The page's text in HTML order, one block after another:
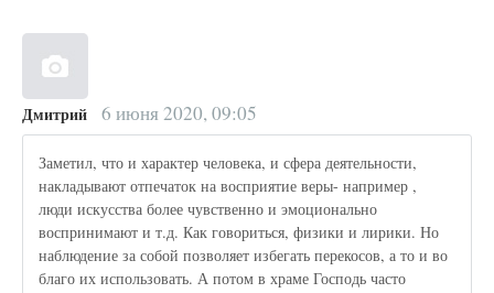
Дмитрий 6 июня 2020, 09:05
Заметил, что и характер человека, и сфера деятельности,
накладывают отпечаток на восприятие веры- например ,
люди искусства более чувственно и эмоционально
воспринимают и т.д. Как говориться, физики и лирики. Но
наблюдение за собой позволяет избегать перекосов, а то и во
благо их использовать. А потом в храме Господь часто